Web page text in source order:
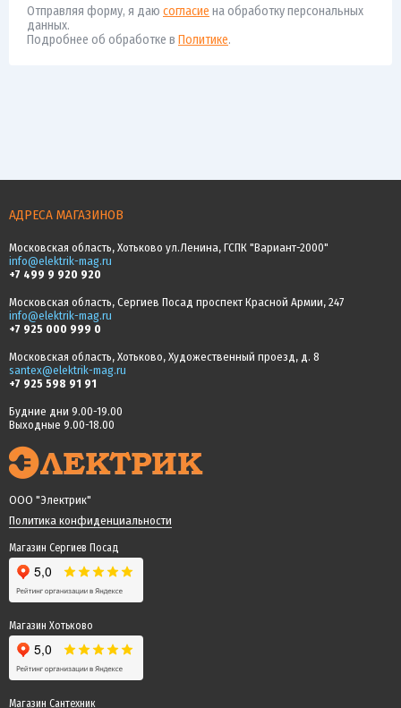
Отправляя форму, я даю согласие на обработку персональных
данных.
Подробнее об обработке в Политике.
АДРЕСА МАГАЗИНОВ
Московская область, Хотьково ул.Ленина, ГСПК "Вариант-2000"
info@elektrik-mag.ru
+7 499 9 920 920
Московская область, Сергиев Посад проспект Красной Армии, 247
info@elektrik-mag.ru
+7 925 000 999 0
Московская область, Хотьково, Художественный проезд, д. 8
santex@elektrik-mag.ru
+7 925 598 91 91
Будние дни 9.00-19.00
Выходные 9.00-18.00
ООО "Электрик"
Политика конфиденциальности
Магазин Сергиев Посад
Магазин Хотьково
Магазин Сантехник